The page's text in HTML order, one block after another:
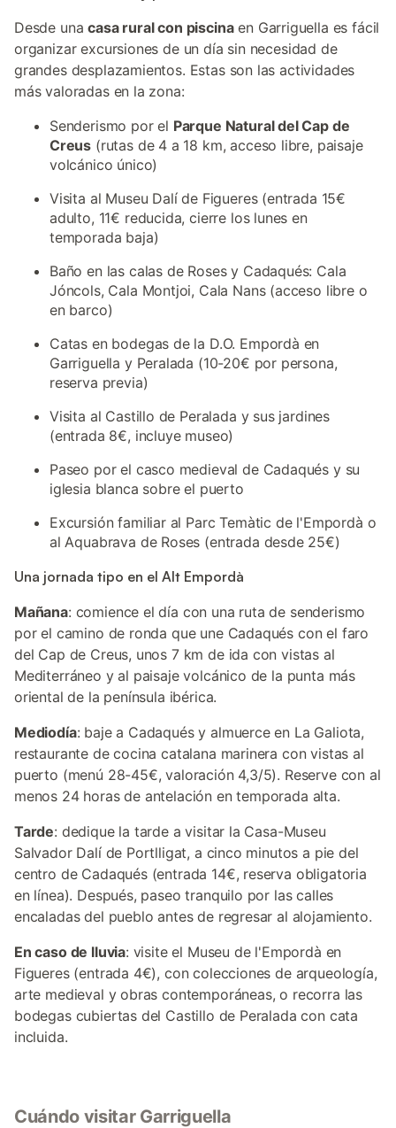
Desde unacasa rural con piscinaen Garriguella es fácil
organizar excursiones de un día sin necesidad de
grandes desplazamientos. Estas son las actividades
más valoradas en la zona:
Senderismo por el Parque Natural del Cap de
Creus (rutas de 4 a 18 km, acceso libre, paisaje
volcánico único)
Visita al Museu Dalí de Figueres (entrada 15€
adulto, 11€ reducida, cierre los lunes en
temporada baja)
Baño en las calas de Roses y Cadaqués: Cala
Jóncols, Cala Montjoi, Cala Nans (acceso libre o
en barco)
Catas en bodegas de la D.O. Empordà en
Garriguella y Peralada (10-20€ por persona,
reserva previa)
Visita al Castillo de Peralada y sus jardines
(entrada 8€, incluye museo)
Paseo por el casco medieval de Cadaqués y su
iglesia blanca sobre el puerto
Excursión familiar al Parc Temàtic de l'Empordà o
al Aquabrava de Roses (entrada desde 25€)
Una jornada tipo en el Alt Empordà
Mañana: comience el día con una ruta de senderismo
por el camino de ronda que une Cadaqués con el faro
del Cap de Creus, unos 7 km de ida con vistas al
Mediterráneo y al paisaje volcánico de la punta más
oriental de la península ibérica.
Mediodía: baje a Cadaqués y almuerce en La Galiota,
restaurante de cocina catalana marinera con vistas al
puerto (menú 28-45€, valoración 4,3/5). Reserve con al
menos 24 horas de antelación en temporada alta.
Tarde: dedique la tarde a visitar la Casa-Museu
Salvador Dalí de Portlligat, a cinco minutos a pie del
centro de Cadaqués (entrada 14€, reserva obligatoria
en línea). Después, paseo tranquilo por las calles
encaladas del pueblo antes de regresar al alojamiento.
En caso de lluvia: visite el Museu de l'Empordà en
Figueres (entrada 4€), con colecciones de arqueología,
arte medieval y obras contemporáneas, o recorra las
bodegas cubiertas del Castillo de Peralada con cata
incluida.
Cuándo visitar Garriguella